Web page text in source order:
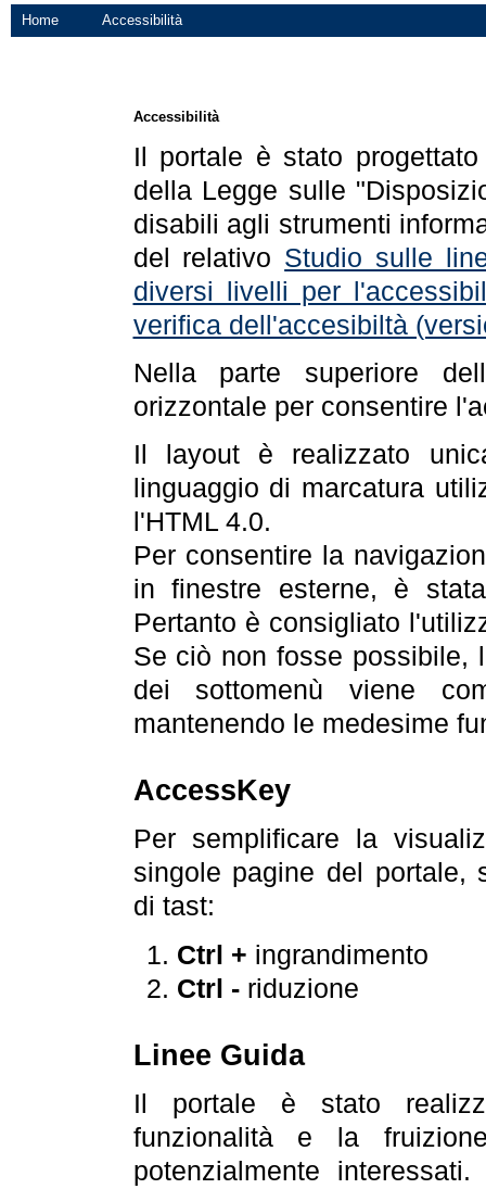
Home Accessibilità
Accessibilità
Il portale è stato
della Legge sulle
disabili agli strumenti
del relativo Studio sulle
diversi livelli per
verifica dell'accesibiltà
Nella parte superiore
orizzontale per consentire
Il layout è realizzato
linguaggio di marcatura
l'HTML 4.0.
Per consentire la
in finestre esterne, è
Pertanto è consigliato
Se ciò non fosse possibile,
dei sottomenù viene
mantenendo le medesime
AccessKey
Per semplificare la
singole pagine del portale,
di tast:
Ctrl + ingrandimento
Ctrl -riduzione
Linee Guida
Il portale è stato
funzionalità e la
potenzialmente